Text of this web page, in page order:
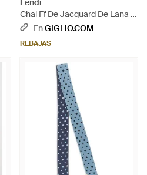
Fendi
Chal Ff De Jacquard De Lana Y
Seda - Neutro
EnGIGLIO.COM
REBAJAS